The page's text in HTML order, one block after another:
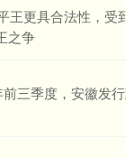
王更具合法性，受
之争
三季度，安徽发